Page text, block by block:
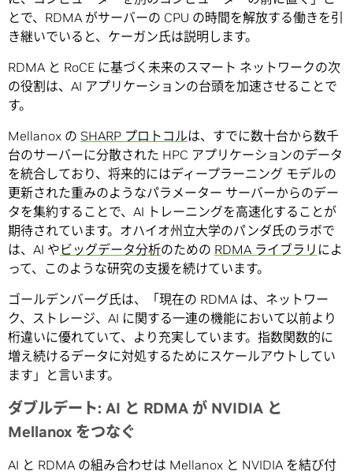
とで、RDMA がサーバーの CPU の時間を解放する働きを引
き継いでいると、ケーガン氏は説明します。
RDMA と RoCE に基づく未来のスマート ネットワークの次
の役割は、AI アプリケーションの台頭を加速させることで
す。
Mellanox の SHARP プロトコルは、すでに数十台から数千
台のサーバーに分散された HPC アプリケーションのデータ
を統合しており、将来的にはディープラーニング モデルの
更新された重みのようなパラメーター サーバーからのデー
タを集約することで、AI トレーニングを高速化することが
期待されています。オハイオ州立大学のパンダ氏のラボで
は、AI や ビッグデータ分析のための RDMA ライブラリ によ
って、このような研究の支援を続けています。
ゴールデンバーグ氏は、「現在の RDMA は、ネットワー
ク、ストレージ、AI に関する一連の機能において以前より
桁違いに優れていて、より充実しています。指数関数的に
増え続けるデータに対処するためにスケールアウトしてい
ます」と言います。
ダブルデート: AI と RDMA が NVIDIA と
Mellanox をつなぐ
AI と RDMA の組み合わせは Mellanox と NVIDIA を結び付